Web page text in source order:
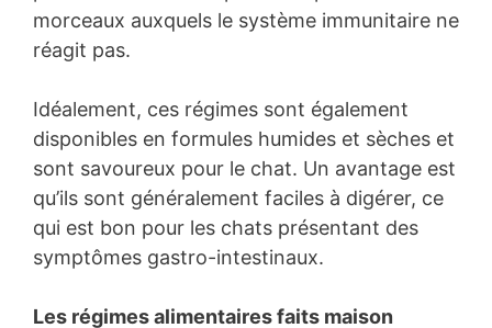
morceaux auxquels le système immunitaire ne
réagit pas.
Idéalement, ces régimes sont également
disponibles en formules humides et sèches et
sont savoureux pour le chat. Un avantage est
qu’ils sont généralement faciles à digérer, ce
qui est bon pour les chats présentant des
symptômes gastro-intestinaux.
Les régimes alimentaires faits maison